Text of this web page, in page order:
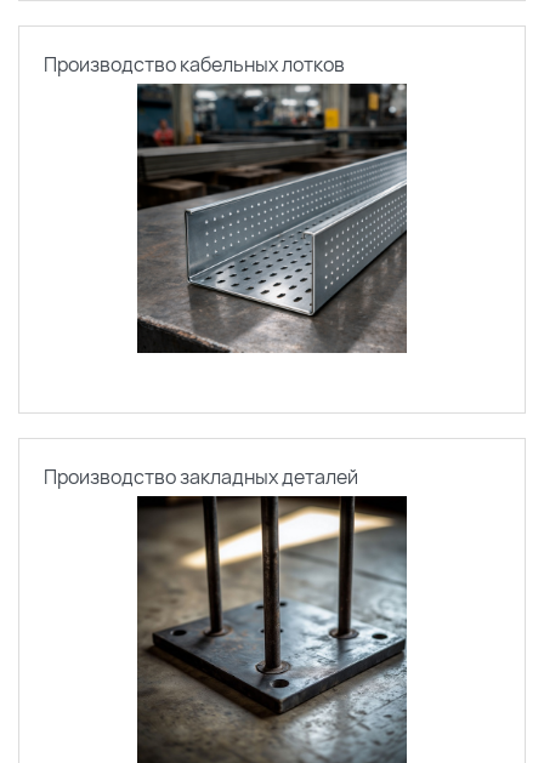
Производство кабельных лотков
Производство закладных деталей